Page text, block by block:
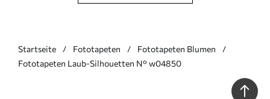
Startseite Fototapeten
Fototapeten Blumen
Fototapeten Laub-Silhouetten N° w04850